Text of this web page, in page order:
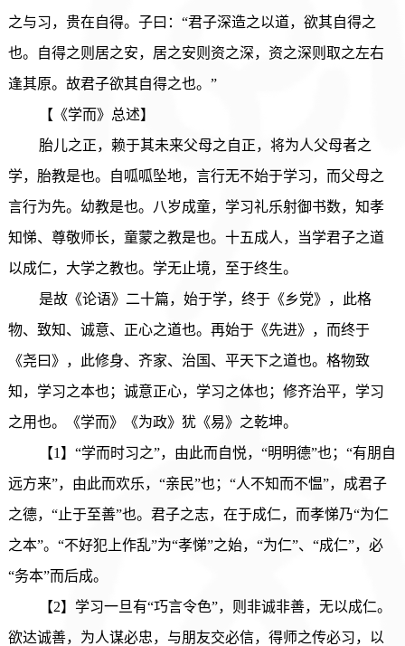
之与习，贵在自得。子曰：“君子深造之以道，欲其自得之
也。自得之则居之安，居之安则资之深，资之深则取之左右
逢其原。故君子欲其自得之也。”
【《学而》总述】
胎儿之正，赖于其未来父母之自正，将为人父母者之
学，胎教是也。自呱呱坠地，言行无不始于学习，而父母之
言行为先。幼教是也。八岁成童，学习礼乐射御书数，知孝
知悌、尊敬师长，童蒙之教是也。十五成人，当学君子之道
以成仁，大学之教也。学无止境，至于终生。
是故《论语》二十篇，始于学，终于《乡党》，此格
物、致知、诚意、正心之道也。再始于《先进》，而终于
《尧曰》，此修身、齐家、治国、平天下之道也。格物致
知，学习之本也；诚意正心，学习之体也；修齐治平，学习
之用也。《学而》《为政》犹《易》之乾坤。
【1】“学而时习之”，由此而自悦，“明明德”也；“有朋自
远方来”，由此而欢乐，“亲民”也；“人不知而不愠”，成君子
之德，“止于至善”也。君子之志，在于成仁，而孝悌乃“为仁
之本”。“不好犯上作乱”为“孝悌”之始，“为仁”、“成仁”，必
“务本”而后成。
【2】学习一旦有“巧言令色”，则非诚非善，无以成仁。
欲达诚善，为人谋必忠，与朋友交必信，得师之传必习，以